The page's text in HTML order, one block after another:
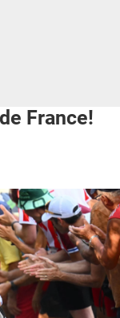
France!